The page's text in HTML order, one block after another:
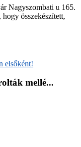
Nagyszombati u 165.
összekészített,
elsőként!
mellé...